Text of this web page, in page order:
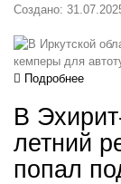
Создано:
Подробнее
В
летний
попал